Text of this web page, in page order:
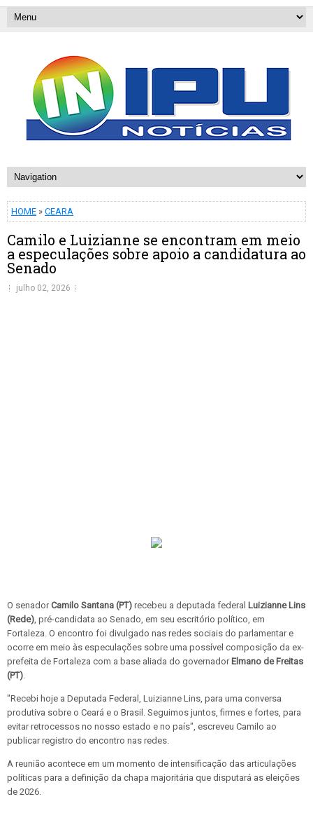
HOME » CEARA
Camilo e Luizianne se encontram em meio
a especulações sobre apoio a candidatura ao
Senado
julho 02, 2026
O senadorCamilo Santana (PT) recebeu a deputada federal Luizianne Lins
(Rede), pré-candidata ao Senado, em seu escritório político, em
Fortaleza. O encontro foi divulgado nas redes sociais do parlamentar e
ocorre em meio às especulações sobre uma possível composição da ex-
prefeita de Fortaleza com a base aliada do governador Elmano de Freitas
(PT).
"Recebi hoje a Deputada Federal, Luizianne Lins, para uma conversa
produtiva sobre o Ceará e o Brasil. Seguimos juntos, firmes e fortes, para
evitar retrocessos no nosso estado e no país", escreveu Camilo ao
publicar registro do encontro nas redes.
A reunião acontece em um momento de intensificação das articulações
políticas para a definição da chapa majoritária que disputará as eleições
de 2026.